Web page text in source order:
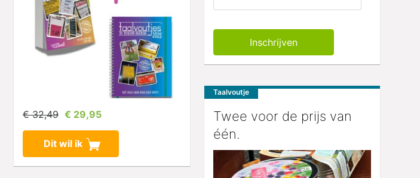
€ 32,49 € 29,95
Dit wil ik
Taalvoutje
Twee voor de prijs van
één.